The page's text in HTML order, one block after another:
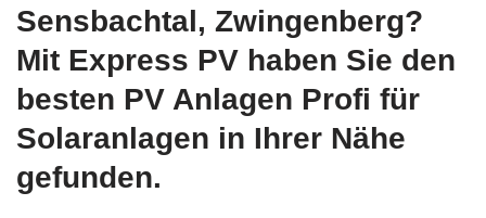
Sensbachtal, Zwingenberg?
Mit Express PV haben Sie den
besten PV Anlagen Profi für
Solaranlagen in Ihrer Nähe
gefunden.